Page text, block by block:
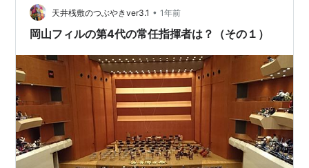
具体的にリストアップし、岡山フィルの未来を大胆に占
っていきたい…
天井桟敷のつぶやきver3.1 • 1年前
岡山フィルの第4代の常任指揮者は？（その１）